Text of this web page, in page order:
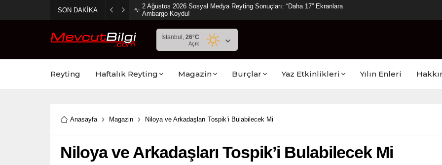
SON DAKİKA
2 Ağustos 2026 Sosyal Medya Reyting Sonuçları: “Daha 17” Ekranlara
Ambargo Koydu!
İstanbul, 26°C
Açık
Reyting Haftalık Reyting Magazin Burçlar Yaz Etkinlikleri Yılın Enleri
Anasayfa Magazin Niloya ve Arkadaşları Tospik’i Bulabilecek Mi
Niloya ve Arkadaşları Tospik’i Bulabilecek Mi